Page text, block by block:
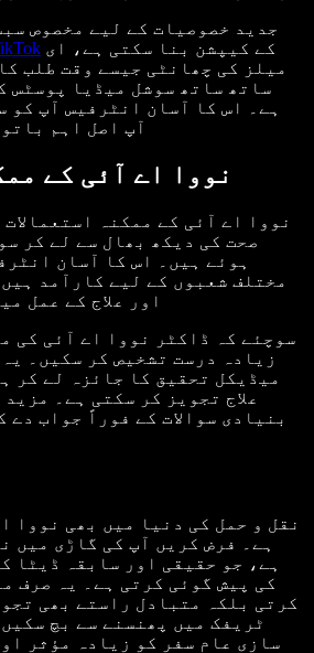
جدید خصوصیات کے لیے مخصوص
میلز کی چھانٹی جیسے وقت طلب
ساتھ ساتھ سوشل میڈیا پوسٹس
ہے۔ اس کا آسان انٹرفیس آپ کو
آپ اصل اہم
نووا اے آئی کے
نووا اے آئی کے ممکنہ
صحت کی دیکھ بھال سے لے کر
ہوئے ہیں۔ اس کا آسان
مختلف شعبوں کے لیے کارآمد
سوچئے کہ ڈاکٹر نووا اے آئی کی
زیادہ درست تشخیص کر سکیں۔
میڈیکل تحقیق کا جائزہ لے کر
علاج تجویز کر سکتی ہے۔
بنیادی سوالات کے فوراً جواب دے
نقل و حمل کی دنیا میں بھی نووا
ہے۔ فرض کریں آپ کی گاڑی میں
ہے، جو حقیقی اور سابقہ ڈیٹا
کی پیش گوئی کرتی ہے۔ یہ صرف
کرتی بلکہ متبادل راستے بھی
ٹریفک میں پھنسنے سے بچ
سازی عام سفر کو زیادہ مؤثر